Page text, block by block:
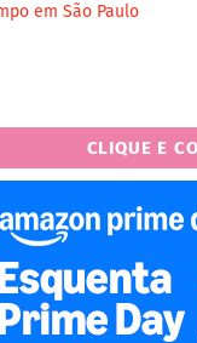
em São Paulo
CLIQUE E